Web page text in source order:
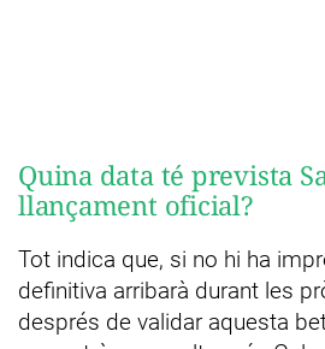
Quina data té prevista
llançament oficial?
Tot indica que, si no hi ha
definitiva arribarà durant les
després de validar aquesta